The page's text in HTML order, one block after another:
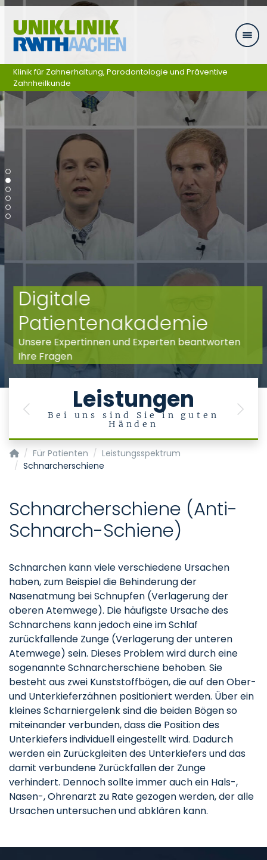
Ga naar navigatie
Digitale
Patientenakademie
Unsere Expertinnen und Experten beantworten
Ihre Fragen
Leistungen
Bei uns sind Sie in guten
Händen
Previous Next
Klinik für Zahnerhaltung, Parodontologie und Präventive
Zahnheilkunde
Klinik für Zahnerhaltung, Parodontologie und Präventive
Für Patienten
Leistungsspektrum
Schnarcherschiene
Schnarcherschiene (Anti-
Schnarch-Schiene)
Schnarchen kann viele verschiedene Ursachen
haben, zum Beispiel die Behinderung der
Nasenatmung bei Schnupfen (Verlagerung der
oberen Atemwege). Die häufigste Ursache des
Schnarchens kann jedoch eine im Schlaf
zurückfallende Zunge (Verlagerung der unteren
Atemwege) sein. Dieses Problem wird durch eine
sogenannte Schnarcherschiene behoben. Sie
besteht aus zwei Kunststoffbögen, die auf den Ober-
und Unterkieferzähnen positioniert werden. Über ein
kleines Scharniergelenk sind die beiden Bögen so
miteinander verbunden, dass die Position des
Unterkiefers individuell eingestellt wird. Dadurch
werden ein Zurückgleiten des Unterkiefers und das
damit verbundene Zurückfallen der Zunge
verhindert. Dennoch sollte immer auch ein Hals-,
Nasen-, Ohrenarzt zu Rate gezogen werden, der alle
Ursachen untersuchen und abklären kann.